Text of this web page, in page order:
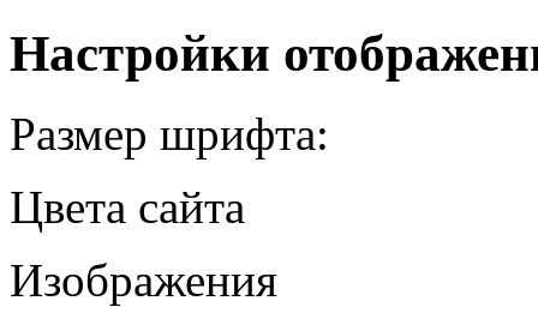
Настройки
Размер шрифта:
Цвета сайта
Изображения